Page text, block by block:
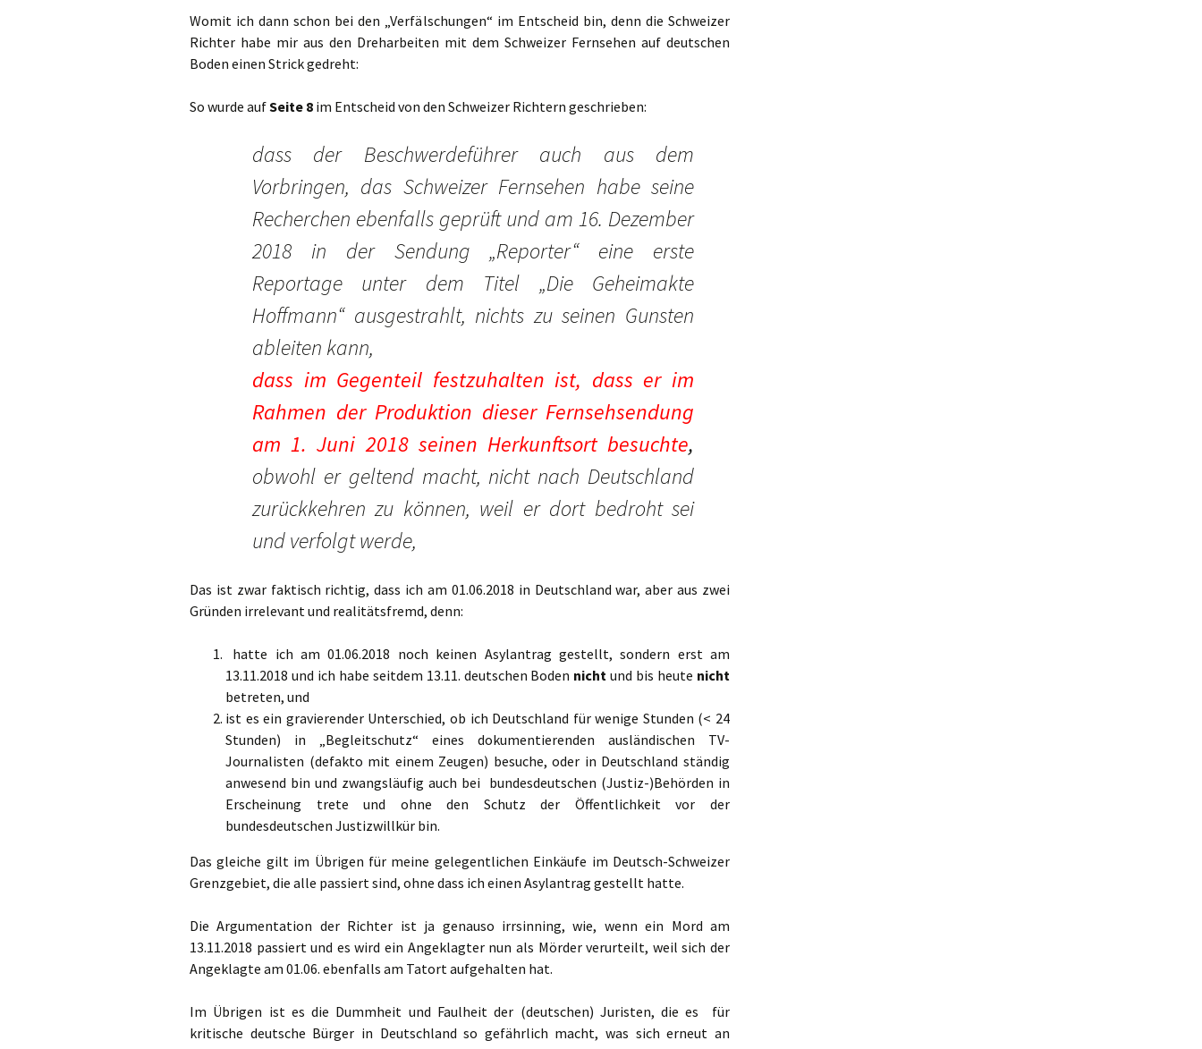
Womit ich dann schon bei den „Verfälschungen“ im Entscheid bin, denn die Schweizer
Richter habe mir aus den Dreharbeiten mit dem Schweizer Fernsehen auf deutschen
Boden einen Strick gedreht:
So wurde aufSeite 8 im Entscheid von den Schweizer Richtern geschrieben:
dass der Beschwerdeführer auch aus dem
Vorbringen, das Schweizer Fernsehen habe seine
Recherchen ebenfalls geprüft und am 16. Dezember
2018 in der Sendung „Reporter“ eine erste
Reportage unter dem Titel „Die Geheimakte
Hoffmann“ ausgestrahlt, nichts zu seinen Gunsten
ableiten kann,
dass im Gegenteil festzuhalten ist, dass er im
Rahmen der Produktion dieser Fernsehsendung
am 1. Juni 2018 seinen Herkunftsort besuchte,
obwohl er geltend macht, nicht nach Deutschland
zurückkehren zu können, weil er dort bedroht sei
und verfolgt werde,
Das ist zwar faktisch richtig, dass ich am 01.06.2018 in Deutschland war, aber aus zwei
Gründen irrelevant und realitätsfremd, denn:
hatte ich am 01.06.2018 noch keinen Asylantrag gestellt, sondern erst am
13.11.2018 und ich habe seitdem 13.11. deutschen Boden nicht und bis heute nicht
betreten, und
ist es ein gravierender Unterschied, ob ich Deutschland für wenige Stunden (< 24
Stunden) in „Begleitschutz“ eines dokumentierenden ausländischen TV-
Journalisten (defakto mit einem Zeugen) besuche, oder in Deutschland ständig
anwesend bin und zwangsläufig auch bei bundesdeutschen (Justiz-)Behörden in
Erscheinung trete und ohne den Schutz der Öffentlichkeit vor der
bundesdeutschen Justizwillkür bin.
Das gleiche gilt im Übrigen für meine gelegentlichen Einkäufe im Deutsch-Schweizer
Grenzgebiet, die alle passiert sind, ohne dass ich einen Asylantrag gestellt hatte.
Die Argumentation der Richter ist ja genauso irrsinning, wie, wenn ein Mord am
13.11.2018 passiert und es wird ein Angeklagter nun als Mörder verurteilt, weil sich der
Angeklagte am 01.06. ebenfalls am Tatort aufgehalten hat.
Im Übrigen ist es die Dummheit und Faulheit der (deutschen) Juristen, die es für
kritische deutsche Bürger in Deutschland so gefährlich macht, was sich erneut an